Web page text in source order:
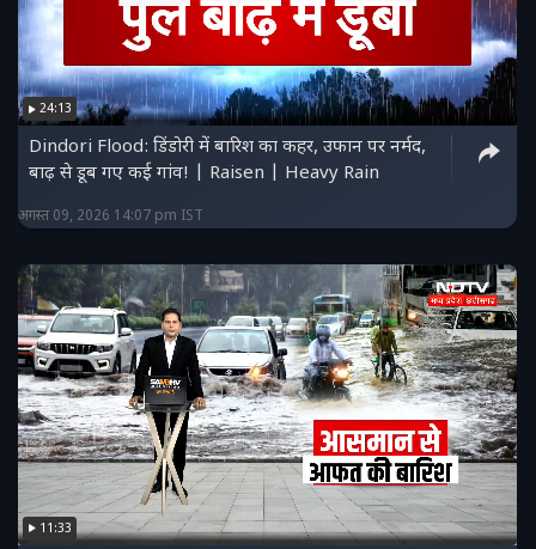
24:13
Dindori Flood: डिंडोरी में बारिश का कहर, उफान पर नर्मद,
बाढ़ से डूब गए कई गांव! | Raisen | Heavy Rain
अगस्त 09, 2026 14:07 pm IST
11:33